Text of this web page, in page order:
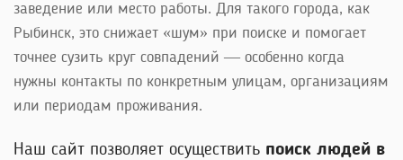
заведение или место работы. Для такого города, как
Рыбинск, это снижает «шум» при поиске и помогает
точнее сузить круг совпадений — особенно когда
нужны контакты по конкретным улицам, организациям
или периодам проживания.
Наш сайт позволяет осуществить поиск людей в